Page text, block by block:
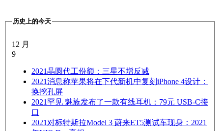
历史上的今天
12 月
9
2021晶圆代工份额：三星不增反减
2021消息称苹果将在下代新机中复刻iPhone 4设计：
换挖孔屏
2021罕见 魅族发布了一款有线耳机：79元 USB-C接
口
2021 对标特斯拉Model 3 蔚来ET5测试车现身：2021